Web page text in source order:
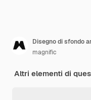
Disegno di sfondo
magnific
Altri elementi di